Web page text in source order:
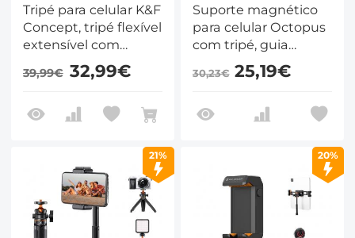
Tripé para celular K&F
Concept, tripé flexível
extensível com
controle remoto, tripé
pequeno de 24 pol.
minitripé com carga
para iPhone 16, 15, 14
Pro Max XS Max X 8,
câmeras Samsung
Canon Nikon Sony.
39,99€ 32,99€
Suporte magnético
para celular Octopus
com tripé, guia
magnético, controle
remoto Bluetooth,
adaptador GoPro
30,23€25,19€
21% 20%